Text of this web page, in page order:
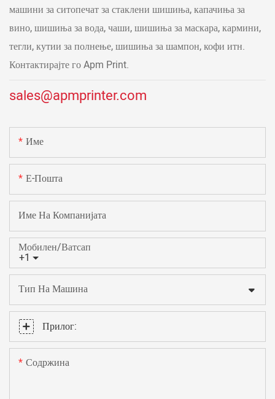
машини за ситопечат за стаклени шишиња, капачиња за
вино, шишиња за вода, чаши, шишиња за маскара, кармини,
тегли, кутии за полнење, шишиња за шампон, кофи итн.
Контактирајте го Apm Print.
sales@apmprinter.com
Име
Е-Пошта
Име На Компанијата
+1
Мобилен/Ватсап
Тип На Машина
Прилог:
Содржина